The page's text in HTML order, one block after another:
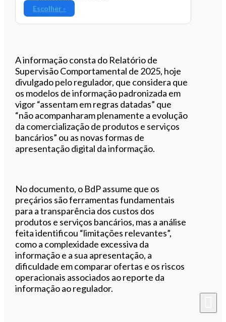
Escolher ›
A informação consta do Relatório de
Supervisão Comportamental de 2025, hoje
divulgado pelo regulador, que considera que
os modelos de informação padronizada em
vigor “assentam em regras datadas” que
“não acompanharam plenamente a evolução
da comercialização de produtos e serviços
bancários” ou as novas formas de
apresentação digital da informação.
No documento, o BdP assume que os
preçários são ferramentas fundamentais
para a transparência dos custos dos
produtos e serviços bancários, mas a análise
feita identificou “limitações relevantes”,
como a complexidade excessiva da
informação e a sua apresentação, a
dificuldade em comparar ofertas e os riscos
operacionais associados ao reporte da
informação ao regulador.